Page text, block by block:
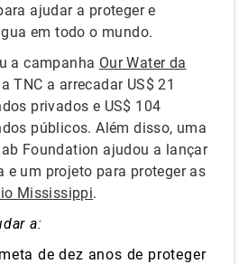
ajudar a proteger e
em todo o mundo.
a campanha Our Water da
TNC a arrecadar US$ 21
privados e US$ 104
públicos. Além disso, uma
Foundation ajudou a lançar
e um projeto para proteger as
Mississippi.
a:
de dez anos de proteger